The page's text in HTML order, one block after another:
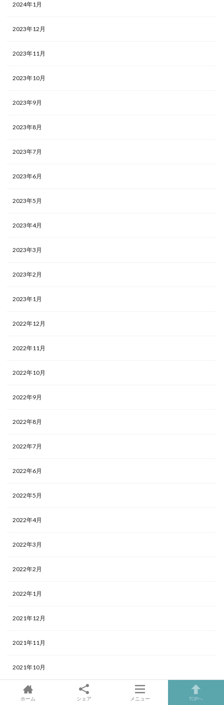
2024年1月
2023年12月
2023年11月
2023年10月
2023年9月
2023年8月
2023年7月
2023年6月
2023年5月
2023年4月
2023年3月
2023年2月
2023年1月
2022年12月
2022年11月
2022年10月
2022年9月
2022年8月
2022年7月
2022年6月
2022年5月
2022年4月
2022年3月
2022年2月
2022年1月
2021年12月
2021年11月
2021年10月
2021年9月
ホーム シェア メニュー TOPへ